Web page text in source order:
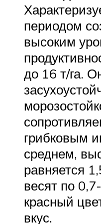
периодом
высоким
до 16 т/га.
грибковым
среднем,
равняется
весят по
красный
вкус.